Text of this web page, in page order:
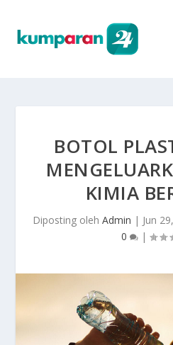
BOTOL
KIMIA
Diposting oleh Admin | Jun
0
|